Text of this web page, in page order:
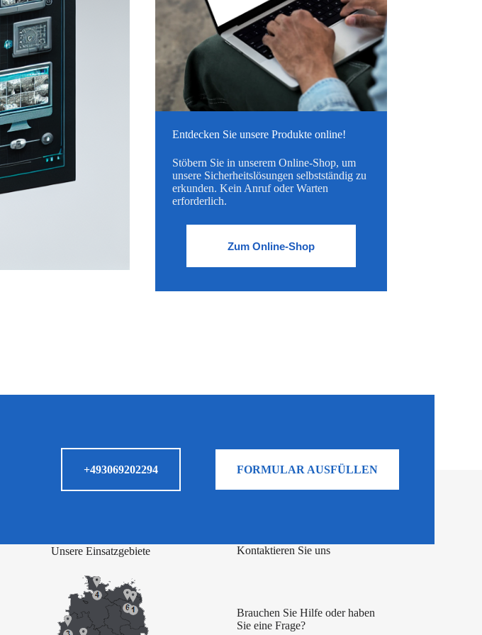
Entdecken Sie unsere Produkte online!
Stöbern Sie in unserem Online-Shop, um
unsere Sicherheitslösungen selbstständig zu
erkunden. Kein Anruf oder Warten
erforderlich.
Zum Online-Shop
+493069202294 FORMULAR AUSFÜLLEN
Unsere Einsatzgebiete Kontaktieren Sie uns
Brauchen Sie Hilfe oder haben
Sie eine Frage?